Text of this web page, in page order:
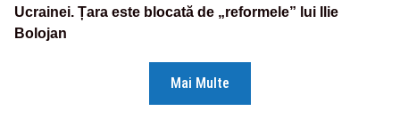
Ucrainei. Țara este blocată de „reformele” lui Ilie
Bolojan
Mai Multe